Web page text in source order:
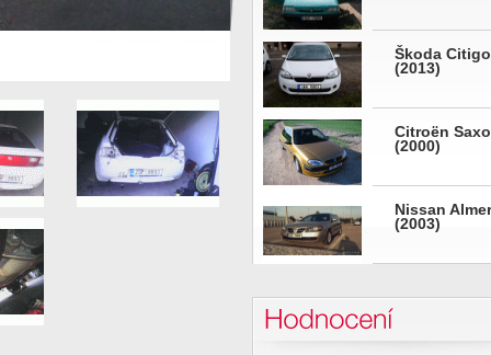
Škoda Citigo
(2013)
Citroën Saxo
(2000)
Nissan
(2003)
Hodnocení